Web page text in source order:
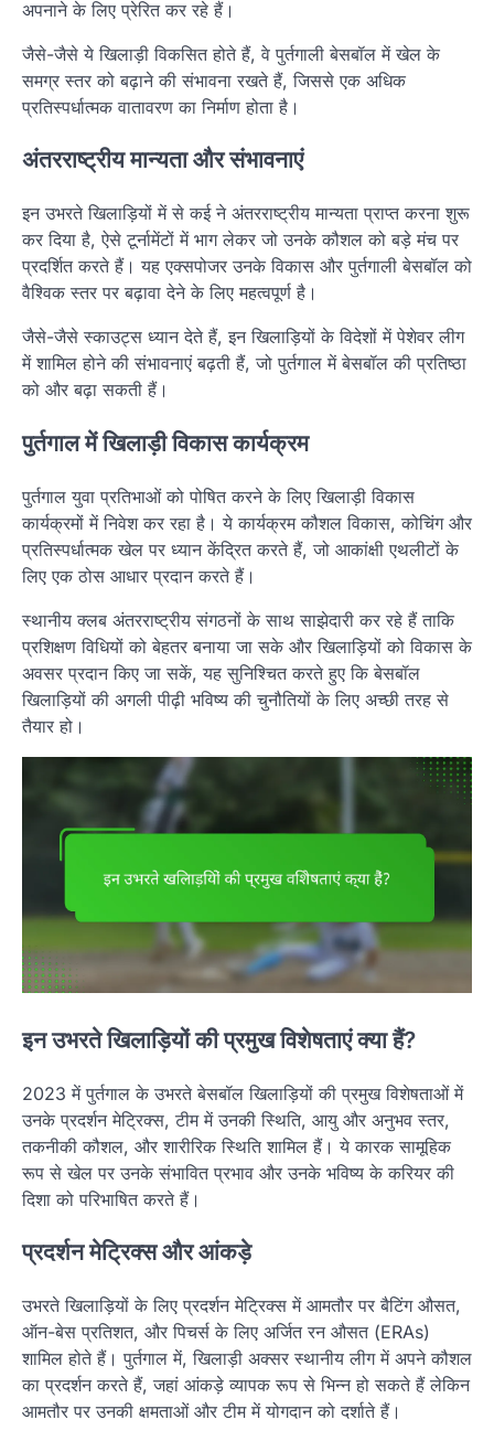
अपनाने के लिए प्रेरित कर रहे हैं।
जैसे-जैसे ये खिलाड़ी विकसित होते हैं, वे पुर्तगाली बेसबॉल में खेल के
समग्र स्तर को बढ़ाने की संभावना रखते हैं, जिससे एक अधिक
प्रतिस्पर्धात्मक वातावरण का निर्माण होता है।
अंतरराष्ट्रीय मान्यता और संभावनाएं
इन उभरते खिलाड़ियों में से कई ने अंतरराष्ट्रीय मान्यता प्राप्त करना शुरू
कर दिया है, ऐसे टूर्नामेंटों में भाग लेकर जो उनके कौशल को बड़े मंच पर
प्रदर्शित करते हैं। यह एक्सपोजर उनके विकास और पुर्तगाली बेसबॉल को
वैश्विक स्तर पर बढ़ावा देने के लिए महत्वपूर्ण है।
जैसे-जैसे स्काउट्स ध्यान देते हैं, इन खिलाड़ियों के विदेशों में पेशेवर लीग
में शामिल होने की संभावनाएं बढ़ती हैं, जो पुर्तगाल में बेसबॉल की प्रतिष्ठा
को और बढ़ा सकती हैं।
पुर्तगाल में खिलाड़ी विकास कार्यक्रम
पुर्तगाल युवा प्रतिभाओं को पोषित करने के लिए खिलाड़ी विकास
कार्यक्रमों में निवेश कर रहा है। ये कार्यक्रम कौशल विकास, कोचिंग और
प्रतिस्पर्धात्मक खेल पर ध्यान केंद्रित करते हैं, जो आकांक्षी एथलीटों के
लिए एक ठोस आधार प्रदान करते हैं।
स्थानीय क्लब अंतरराष्ट्रीय संगठनों के साथ साझेदारी कर रहे हैं ताकि
प्रशिक्षण विधियों को बेहतर बनाया जा सके और खिलाड़ियों को विकास के
अवसर प्रदान किए जा सकें, यह सुनिश्चित करते हुए कि बेसबॉल
खिलाड़ियों की अगली पीढ़ी भविष्य की चुनौतियों के लिए अच्छी तरह से
तैयार हो।
इन उभरते खिलाड़ियों की प्रमुख विशेषताएं क्या हैं?
2023 में पुर्तगाल के उभरते बेसबॉल खिलाड़ियों की प्रमुख विशेषताओं में
उनके प्रदर्शन मेट्रिक्स, टीम में उनकी स्थिति, आयु और अनुभव स्तर,
तकनीकी कौशल, और शारीरिक स्थिति शामिल हैं। ये कारक सामूहिक
रूप से खेल पर उनके संभावित प्रभाव और उनके भविष्य के करियर की
दिशा को परिभाषित करते हैं।
प्रदर्शन मेट्रिक्स और आंकड़े
उभरते खिलाड़ियों के लिए प्रदर्शन मेट्रिक्स में आमतौर पर बैटिंग औसत,
ऑन-बेस प्रतिशत, और पिचर्स के लिए अर्जित रन औसत (ERAs)
शामिल होते हैं। पुर्तगाल में, खिलाड़ी अक्सर स्थानीय लीग में अपने कौशल
का प्रदर्शन करते हैं, जहां आंकड़े व्यापक रूप से भिन्न हो सकते हैं लेकिन
आमतौर पर उनकी क्षमताओं और टीम में योगदान को दर्शाते हैं।